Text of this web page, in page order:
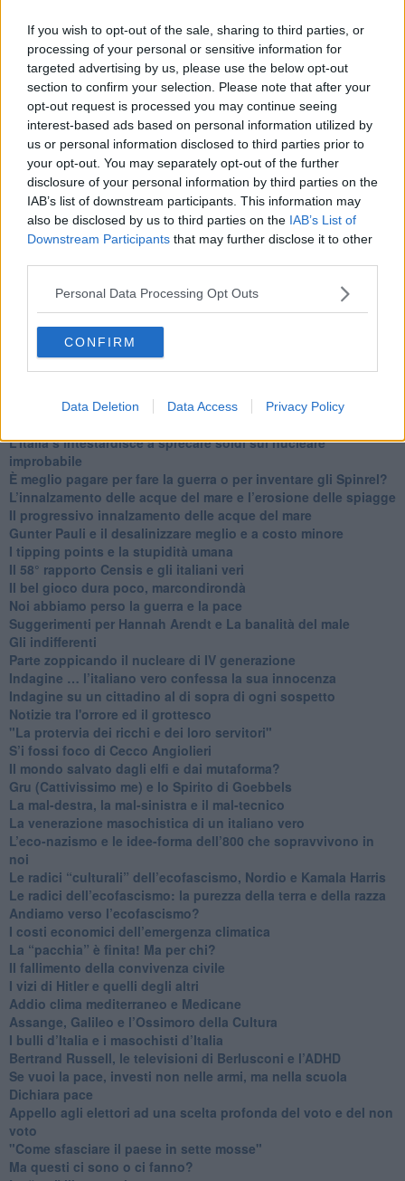
If you wish to opt-out of the sale, sharing to third parties, or
processing of your personal or sensitive information for
targeted advertising by us, please use the below opt-out
section to confirm your selection. Please note that after your
opt-out request is processed you may continue seeing
interest-based ads based on personal information utilized by
us or personal information disclosed to third parties prior to
your opt-out. You may separately opt-out of the further
disclosure of your personal information by third parties on the
IAB’s list of downstream participants. This information may
also be disclosed by us to third parties on the IAB’s List of
Downstream Participants that may further disclose it to other
Personal Data Processing Opt Outs
CONFIRM
Data Deletion Data Access Privacy Policy
Americanismo" (4^ parte)
​Il terrore di Netanyahu e la strategia della tensione
Il mito della democratica Israele (prima parte)
​Finale di partita?
​Il voto del referendum e i due genocidi
Il decreto il-libertà e in-sicurezza
Tu vuo’ fa l’americano con la legge spara-tutto!
La poesia contro gli orrori di CISL, Governo e sionisti
Israele-Salò
​La fascistizzazione dello stato e della società
Papa Francesco e l’ipocrisia al suo funerale?
​Chi è Donald Trump?
App e lista boicottaggio di USA e Israele
​Un rituale Lakota per redimere il mondo
​Il palco, l’anello di Frodo e scemo-scemo
Esimio filosofo Galimberti
​I mattarelli e le mattarelle europei e italiani
​STRIP IN TRIP … un video da diffondere
"Chi può guidarci fuori dal caos?"
Le conseguenze mondiali dell’infanzia infelice dei potenti
L’Italia s’intestardisce a sprecare soldi sul nucleare
improbabile
È meglio pagare per fare la guerra o per inventare gli Spinrel?
​L’innalzamento delle acque del mare e l’erosione delle spiagge
​Il progressivo innalzamento delle acque del mare
​Gunter Pauli e il desalinizzare meglio e a costo minore
I tipping points e la stupidità umana
​Il 58° rapporto Censis e gli italiani veri
​Il bel gioco dura poco, marcondirondà
Noi abbiamo perso la guerra e la pace
Suggerimenti per Hannah Arendt e La banalità del male
​Gli indifferenti
Parte zoppicando il nucleare di IV generazione
​Indagine … l’italiano vero confessa la sua innocenza
Indagine su un cittadino al di sopra di ogni sospetto
Notizie tra l'orrore ed il grottesco
"La protervia dei ricchi e dei loro servitori"
S’i fossi foco di Cecco Angiolieri
​Il mondo salvato dagli elfi e dai mutaforma?
Gru (Cattivissimo me) e lo Spirito di Goebbels
​La mal-destra, la mal-sinistra e il mal-tecnico
​La venerazione masochistica di un italiano vero
​L’eco-nazismo e le idee-forma dell’800 che sopravvivono in
noi
​Le radici “culturali” dell’ecofascismo, Nordio e Kamala Harris
Le radici dell’ecofascismo: la purezza della terra e della razza
Andiamo verso l’ecofascismo?
I costi economici dell’emergenza climatica
​La “pacchia” è finita! Ma per chi?
​Il fallimento della convivenza civile
​I vizi di Hitler e quelli degli altri
Addio clima mediterraneo e Medicane
​Assange, Galileo e l’Ossimoro della Cultura
​I bulli d’Italia e i masochisti d’Italia
​Bertrand Russell, le televisioni di Berlusconi e l’ADHD
​Se vuoi la pace, investi non nelle armi, ma nella scuola
​Dichiara pace
​Appello agli elettori ad una scelta profonda del voto e del non
voto
"Come sfasciare il paese in sette mosse"
​Ma questi ci sono o ci fanno?